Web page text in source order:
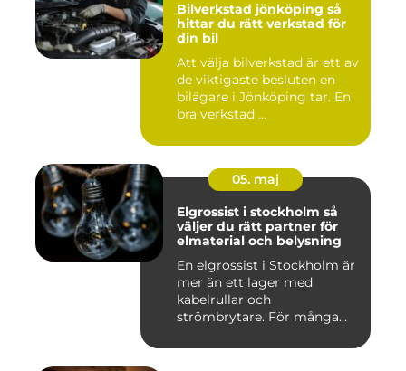
Bilverkstad jönköping så
hittar du rätt verkstad för
din bil
Att välja bilverkstad är ett av
de viktigaste besluten en
bilägare i Jönköping tar. En
bra verkstad ...
05. maj
Elgrossist i stockholm så
väljer du rätt partner för
elmaterial och belysning
En elgrossist i Stockholm är
mer än ett lager med
kabelrullar och
strömbrytare. För många